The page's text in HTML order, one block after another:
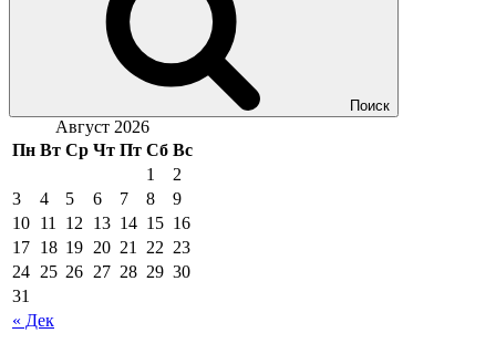
Поиск
Август 2026
Пн Вт Ср Чт Пт Сб Вс
« Дек
1
2
3
4 5 6 7 8
9
10 11 12 13 14 15 16
17 18 19 20 21 22 23
24 25 26 27 28 29 30
31